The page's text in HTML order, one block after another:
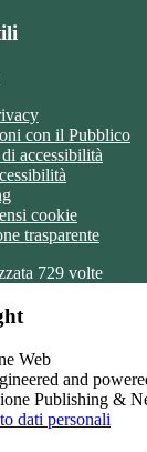
con il Pubblico
accessibilità
cookie
trasparente
729 volte
and
Publishing &
dati personali